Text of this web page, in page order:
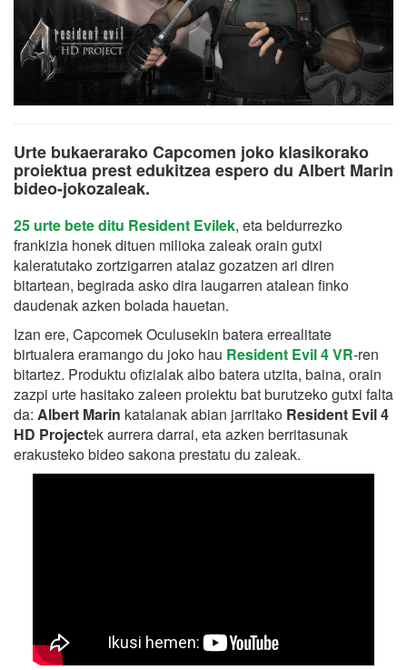
Urte bukaerarako Capcomen joko klasikorako
proiektua prest edukitzea espero du Albert Marin
bideo-jokozaleak.
25 urte bete ditu Resident Evilek, eta beldurrezko
frankizia honek dituen milioka zaleak orain gutxi
kaleratutako zortzigarren atalaz gozatzen ari diren
bitartean, begirada asko dira laugarren atalean finko
daudenak azken bolada hauetan.
Izan ere, Capcomek Oculusekin batera errealitate
birtualera eramango du joko hau Resident Evil 4 VR-ren
bitartez. Produktu ofizialak albo batera utzita, baina, orain
zazpi urte hasitako zaleen proiektu bat burutzeko gutxi falta
da: Albert Marin katalanak abian jarritako Resident Evil 4
HD Projectek aurrera darrai, eta azken berritasunak
erakusteko bideo sakona prestatu du zaleak.